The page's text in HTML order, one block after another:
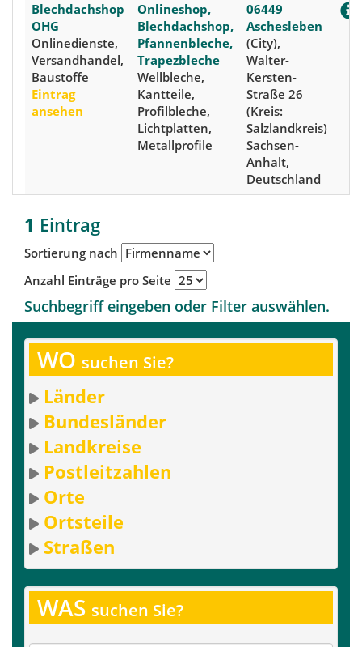
Blechdachshop
OHG
Onlinedienste,
Versandhandel,
Baustoffe
Eintrag
ansehen
Onlineshop,
Blechdachshop,
Pfannenbleche,
Trapezbleche
Wellbleche,
Kantteile,
Profilbleche,
Lichtplatten,
Metallprofile
06449
Aschesleben
(City),
Walter-
Kersten-
Straße 26
(Kreis:
Salzlandkreis)
Sachsen-
Anhalt,
Deutschland
1 Eintrag
Sortierung nach
Anzahl Einträge pro Seite
Suchbegriff eingeben oder Filter auswählen.
WO suchen Sie?
Länder
Bundesländer
Landkreise
Postleitzahlen
Orte
Ortsteile
Straßen
WAS suchen Sie?